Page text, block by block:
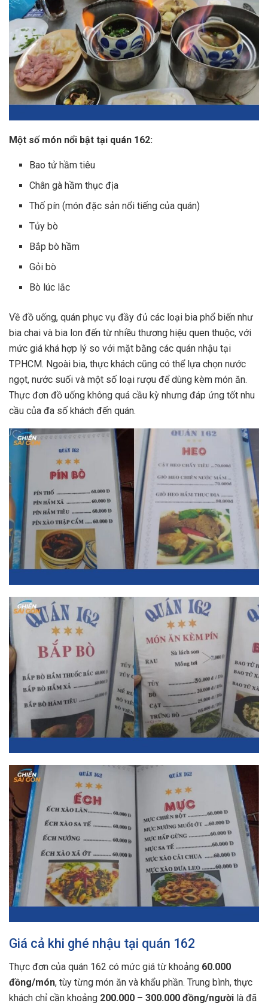
Một số món nổi bật tại quán 162:
Bao tử hầm tiêu
Chân gà hầm thục địa
Thố pín (món đặc sản nổi tiếng của quán)
Tủy bò
Bắp bò hầm
Gỏi bò
Bò lúc lắc
Về đồ uống, quán phục vụ đầy đủ các loại bia phổ biến như
bia chai và bia lon đến từ nhiều thương hiệu quen thuộc, với
mức giá khá hợp lý so với mặt bằng các quán nhậu tại
TP.HCM. Ngoài bia, thực khách cũng có thể lựa chọn nước
ngọt, nước suối và một số loại rượu để dùng kèm món ăn.
Thực đơn đồ uống không quá cầu kỳ nhưng đáp ứng tốt nhu
cầu của đa số khách đến quán.
Giá cả khi ghé nhậu tại quán 162
Thực đơn của quán 162 có mức giá từ khoảng 60.000
đồng/món, tùy từng món ăn và khẩu phần. Trung bình, thực
khách chỉ cần khoảng 200.000 – 300.000 đồng/người là đã